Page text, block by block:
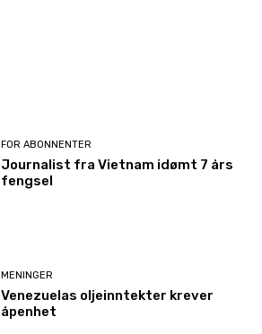
FOR ABONNENTER
Journalist fra Vietnam idømt 7 års
fengsel
MENINGER
Venezuelas oljeinntekter krever
åpenhet